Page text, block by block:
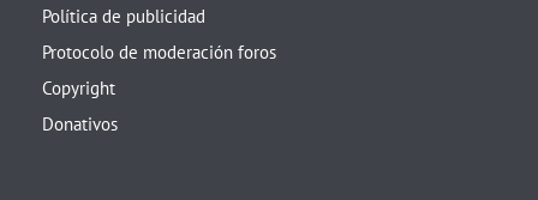
Política de publicidad
Protocolo de moderación foros
Copyright
Donativos